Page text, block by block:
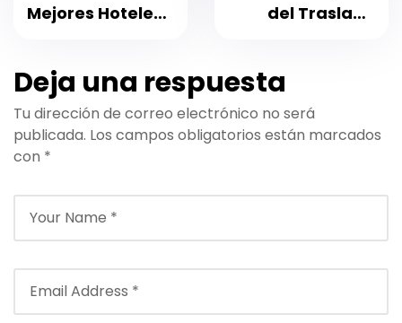
Mejores Hoteles
Agadir y
Traslados Sin
Complicaciones
con
Transfers.ma
del Traslado
Cómodos para
Deja una respuesta
Tu dirección de correo electrónico no será
publicada. Los campos obligatorios están marcados
con *